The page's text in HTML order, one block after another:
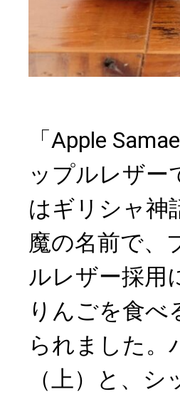
「Apple
ップルレザー
はギリシャ神
魔の名前で、
ルレザー採用
りんごを食べ
られました。
（上）と、